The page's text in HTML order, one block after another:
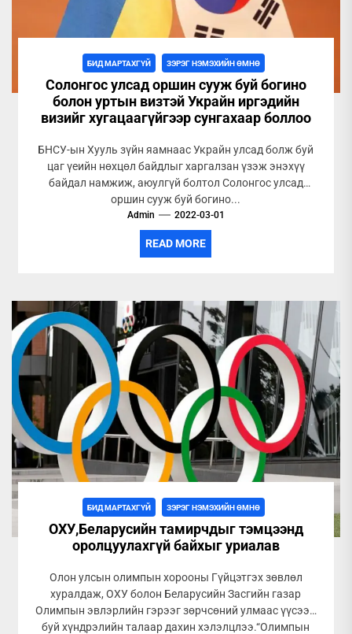
БИД МАРТАХГҮЙ ЗЭРЭГ НЭМЭХИЙН ӨМНӨ
Солонгос улсад оршин сууж буй богино
болон уртын визтэй Украйн иргэдийн
визийг хугацаагүйгээр сунгахаар боллоо
БНСУ-ын Хууль зүйн яамнаас Украйн улсад болж буй
цаг үеийн нөхцөл байдлыг харгалзан үзэж энэхүү
байдал намжиж, аюулгүй болтол Солонгос улсад
оршин сууж буй богино...
Admin 2022-03-01
READ MORE
БИД МАРТАХГҮЙ ЗЭРЭГ НЭМЭХИЙН ӨМНӨ
ОХУ,Беларусийн тамирчдыг тэмцээнд
оролцуулахгүй байхыг уриалав
Олон улсын олимпын хорооны Гүйцэтгэх зөвлөл
хуралдаж, ОХУ болон Беларусийн Засгийн газар
Олимпын эвлэрлийн гэрээг зөрчсөний улмаас үүсээд
буй хүндрэлийн талаар дахин хэлэлцлээ.“Олимпын